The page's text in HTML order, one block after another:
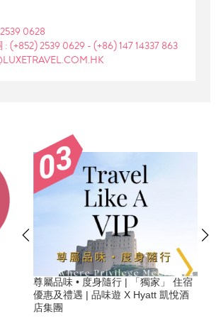
0628
: (+852) 2539 0629 - (+86) 147 14337 863
尊屬品味 • 度身隨行 | 「獨家」 住宿
優惠及禮遇 | 品味遊 X Hyatt 凱悅酒
店集團